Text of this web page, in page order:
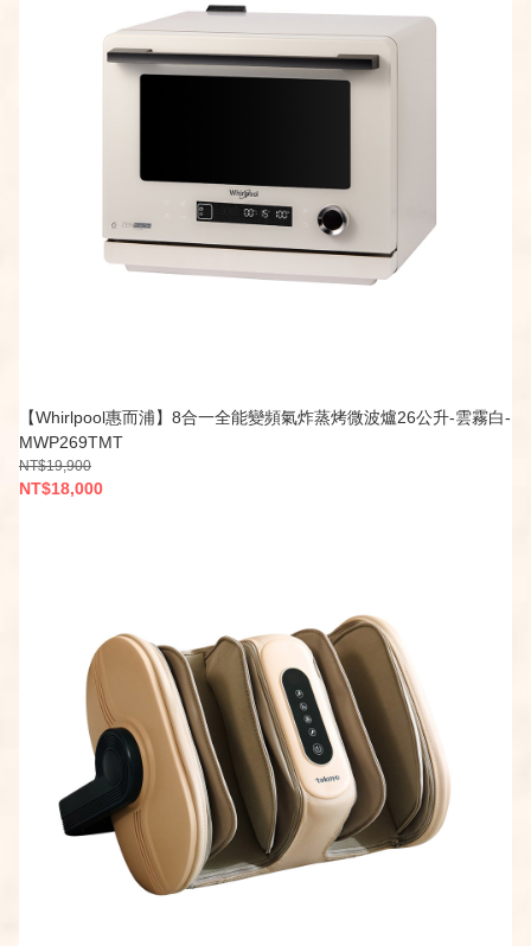
【Whirlpool惠而浦】8合一全能變頻氣炸蒸烤微波爐26公升-雲霧白-
MWP269TMT
NT$19,900
NT$18,000